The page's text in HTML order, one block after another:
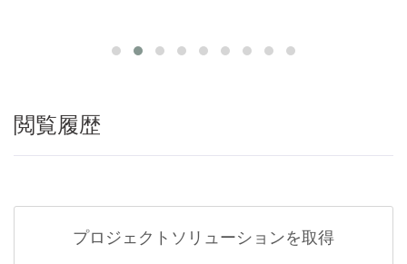
閲覧履歴
プロジェクトソリューションを取得